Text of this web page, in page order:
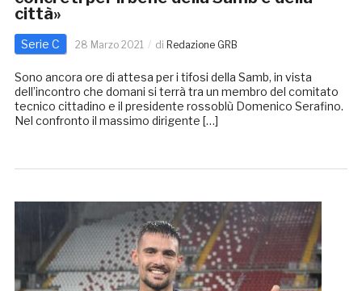
città»
Serie C 28 Marzo 2021 di Redazione GRB
Sono ancora ore di attesa per i tifosi della Samb, in vista
dell’incontro che domani si terrà tra un membro del comitato
tecnico cittadino e il presidente rossoblù Domenico Serafino.
Nel confronto il massimo dirigente […]